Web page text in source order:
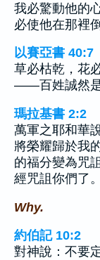
我必驚動他的
必使他在那裡
以賽亞書 40:7
草必枯乾，花
——百姓誠然是
瑪拉基書 2:2
萬軍之耶和華
將榮耀歸於我
的福分變為咒
經咒詛你們了。
Why.
約伯記 10:2
對神說：不要